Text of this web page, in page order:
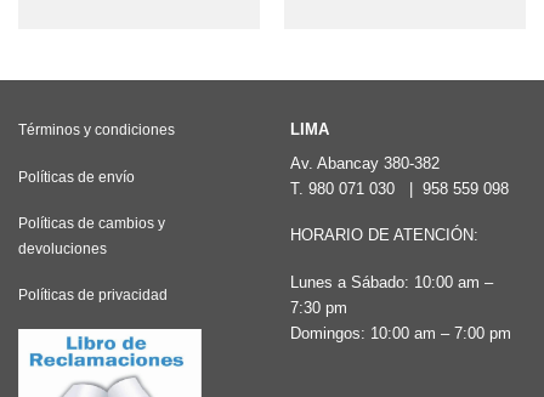
opciones
se
pueden
la
Términos y condiciones
Políticas de envío
Políticas de cambios y
devoluciones
Políticas de privacidad
LIMA
Av. Abancay 380-382
T. 980 071 030 958 559 098
HORARIO DE ATENCIÓN:
Lunes a Sábado: 10:00 am –
7:30 pm
Domingos: 10:00 am – 7:00 pm